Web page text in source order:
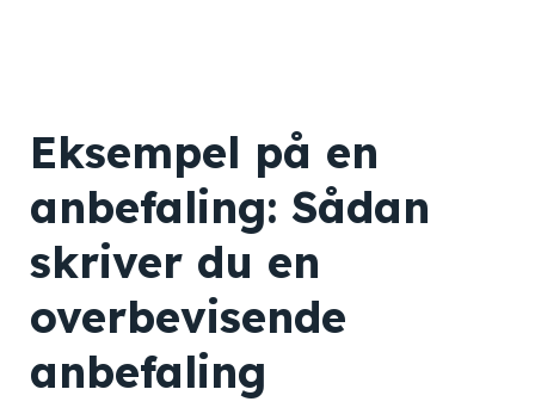
Eksempel på en
anbefaling: Sådan
skriver du en
overbevisende
anbefaling